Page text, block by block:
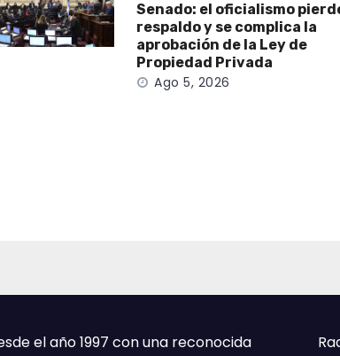
Senado: el oficialismo
respaldo y se complica la
aprobación de la Ley de
Propiedad Privada
Ago 5, 2026
el año 1997 con una reconocida